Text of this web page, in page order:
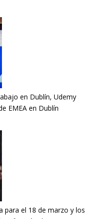
en Dublín, Udemy
EMEA en Dublín
para el 18 de marzo y los